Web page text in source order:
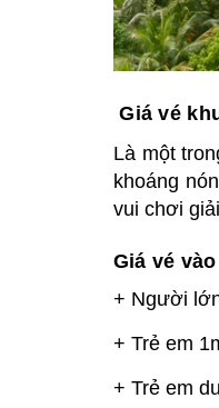
Giá vé
Là một
khoáng
vui chơi
Giá vé
+ Người
+ Trẻ em
+ Trẻ em